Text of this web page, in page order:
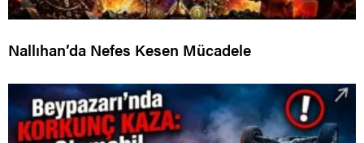
Nallıhan’da Nefes Kesen Mücadele